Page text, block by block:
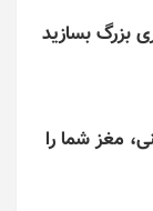
مغز شما را